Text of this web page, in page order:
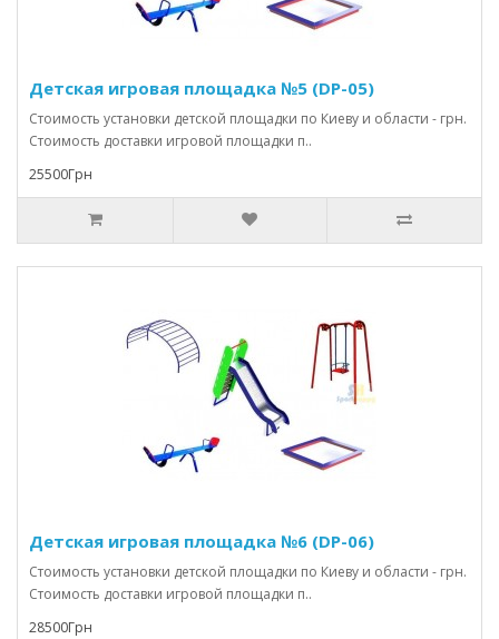
Детская игровая площадка №5 (DP-05)
Стоимость установки детской площадки по Киеву и области - грн.
Стоимость доставки игровой площадки п..
25500Грн
Детская игровая площадка №6 (DP-06)
Стоимость установки детской площадки по Киеву и области - грн.
Стоимость доставки игровой площадки п..
28500Грн